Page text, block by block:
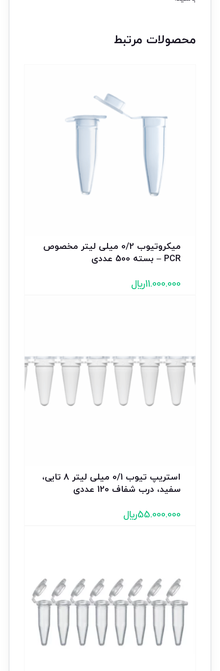
محصولات مرتبط
میکروتیوب 0/2 میلی لیتر مخصوص
PCR – بسته 500 عددی
11.000.000﷼
استریپ تیوب 0/1 میلی لیتر 8 تایی،
سفید، درب شفاف 120 عددی
55.000.000﷼